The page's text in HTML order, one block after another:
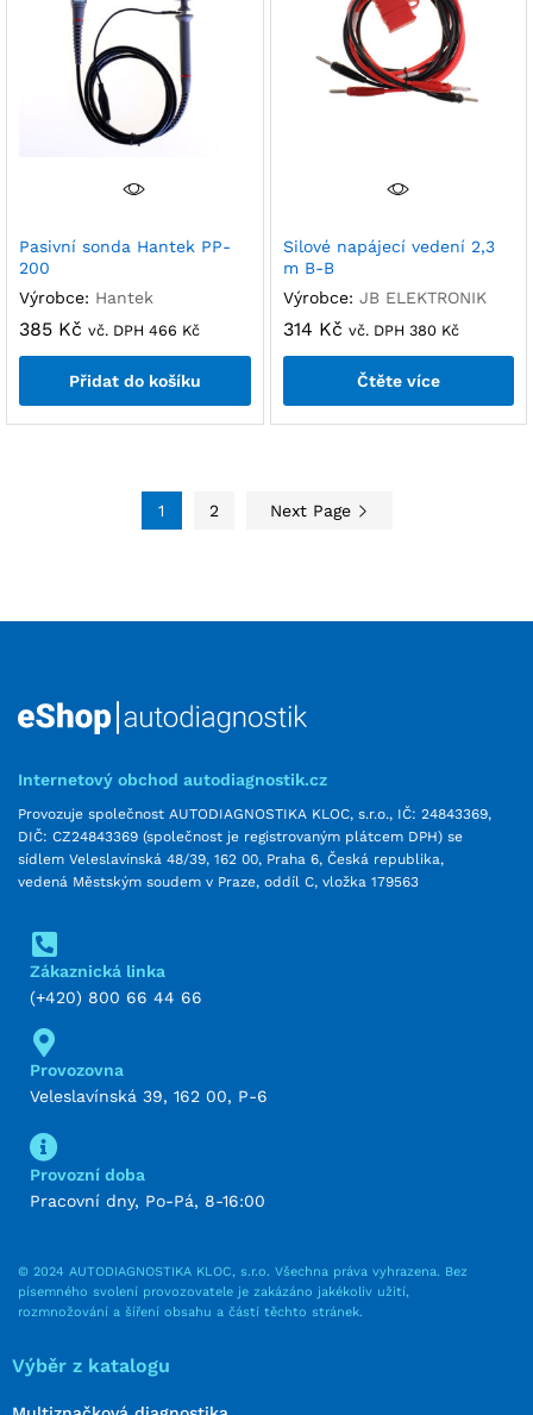
Pasivní sonda Hantek PP-
200
Výrobce: Hantek
385 Kč vč. DPH 466 Kč
Přidat do košíku
Silové napájecí vedení 2,3
m B-B
Výrobce: JB ELEKTRONIK
314 Kč vč. DPH 380 Kč
Čtěte více
1 2 Next Page
Internetový obchod autodiagnostik.cz
Provozuje společnost AUTODIAGNOSTIKA KLOC, s.r.o., IČ: 24843369,
DIČ: CZ24843369 (společnost je registrovaným plátcem DPH) se
sídlem Veleslavínská 48/39, 162 00, Praha 6, Česká republika,
vedená Městským soudem v Praze, oddíl C, vložka 179563
Zákaznická linka
(+420) 800 66 44 66
Provozovna
Veleslavínská 39, 162 00, P-6
Provozní doba
Pracovní dny, Po-Pá, 8-16:00
© 2024 AUTODIAGNOSTIKA KLOC, s.r.o. Všechna práva vyhrazena. Bez
písemného svolení provozovatele je zakázáno jakékoliv užití,
rozmnožování a šíření obsahu a částí těchto stránek.
Výběr z katalogu